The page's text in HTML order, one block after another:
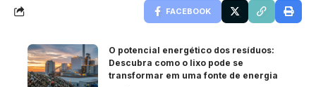
FACEBOOK
O potencial energético dos resíduos:
Descubra como o lixo pode se
transformar em uma fonte de energia